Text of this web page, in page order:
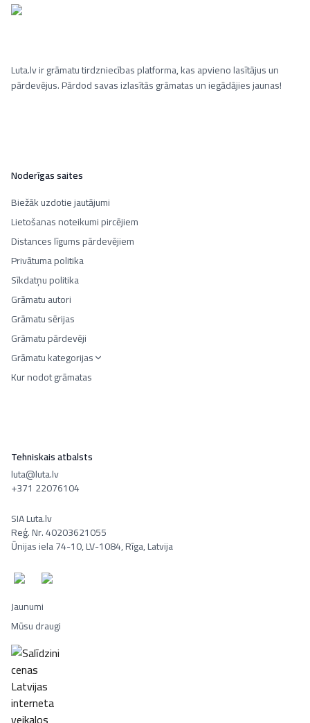
Luta.lv ir grāmatu tirdzniecības platforma, kas apvieno lasītājus un
pārdevējus. Pārdod savas izlasītās grāmatas un iegādājies jaunas!
Noderīgas saites
Biežāk uzdotie jautājumi
Lietošanas noteikumi pircējiem
Distances līgums pārdevējiem
Privātuma politika
Sīkdatņu politika
Grāmatu autori
Grāmatu sērijas
Grāmatu pārdevēji
Grāmatu kategorijas
Kur nodot grāmatas
Tehniskais atbalsts
luta@luta.lv
+371 22076104
SIA Luta.lv
Reģ. Nr. 40203621055
Ūnijas iela 74-10, LV-1084, Rīga, Latvija
Jaunumi
Mūsu draugi